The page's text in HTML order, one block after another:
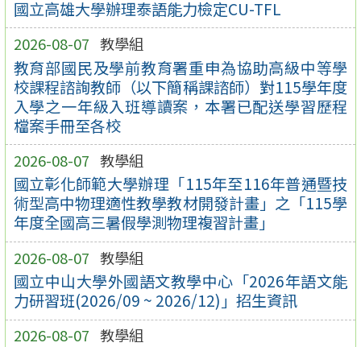
國立高雄大學辦理泰語能力檢定CU-TFL
2026-08-07 教學組
教育部國民及學前教育署重申為協助高級中等學
校課程諮詢教師（以下簡稱課諮師）對115學年度
入學之一年級入班導讀案，本署已配送學習歷程
檔案手冊至各校
2026-08-07 教學組
國立彰化師範大學辦理「115年至116年普通暨技
術型高中物理適性教學教材開發計畫」之「115學
年度全國高三暑假學測物理複習計畫」
2026-08-07 教學組
國立中山大學外國語文教學中心「2026年語文能
力研習班(2026/09 ~ 2026/12)」招生資訊
2026-08-07 教學組